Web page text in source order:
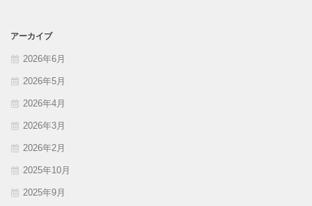
アーカイブ
2026年6月
2026年5月
2026年4月
2026年3月
2026年2月
2025年10月
2025年9月